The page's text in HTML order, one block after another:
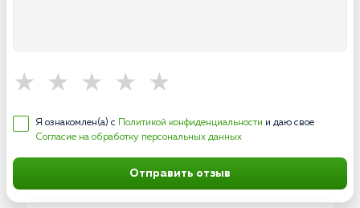
Я ознакомлен(а) с Политикой конфиденциальности и даю свое
Согласие на обработку персональных данных
Отправить отзыв